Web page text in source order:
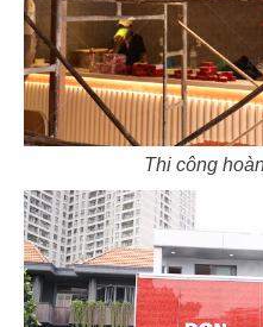
Thi công
THAI BUCKHEAD
CN Hoa Kỳ
103
MUTSUMIAN
CN Lê Thánh Tôn - Q.1